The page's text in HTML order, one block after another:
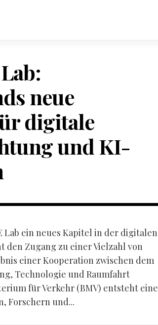
neue
digitale
und KI-
Lab ein neues Kapitel in der digitalen
den Zugang zu einer Vielzahl von
einer Kooperation zwischen dem
Technologie und Raumfahrt
für Verkehr (BMV) entsteht eine
Forschern und...